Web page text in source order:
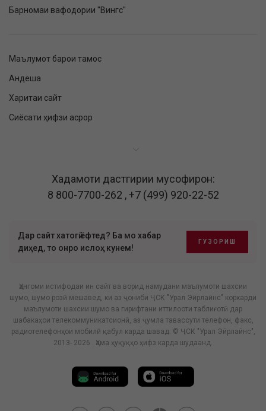
Барномаи вафодории "Вингс"
Маълумот барои тамос
Андеша
Харитаи сайт
Сиёсати ҳифзи асрор
Хадамоти дастгирии мусофирон:
8 800-7700-262 ,+7 (499) 920-22-52
Дар сайт хатогӣ ёфтед? Ба мо хабар
диҳед, то онро ислоҳ кунем!
ГУЗОРИШ
Ҳангоми истифодаи ин сайт ва ворид намудани маълумоти шахсии
шумо, шумо розӣ мешавед, ки аз ҷониби ҶСК "Урал Эйрлайнс" коркарди
маълумоти шахсии шумо ва гирифтани иттилооти таблиғотӣ дар
шабакаҳои телекоммуникатсионӣ, аз ҷумла тавассути телефон, факс,
радиотелефонҳои мобилӣ қабул карда шавад. © ҶСК "Урал Эйрлайнс",
2013- 2026 . Ҳама ҳуқуқҳо ҳифз карда шудаанд.